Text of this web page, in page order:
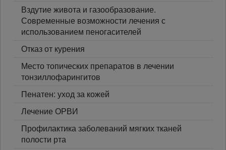
Вздутие живота и газообразование.
Современные возможности лечения с
использованием пеногасителей
Отказ от курения
Место топических препаратов в лечении
тонзиллофарингитов
Пенатен: уход за кожей
Лечение ОРВИ
Профилактика заболеваний мягких тканей
полости рта